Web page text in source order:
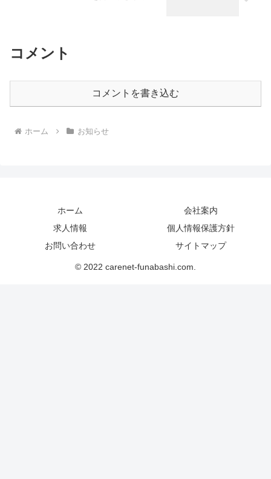
コメント
コメントを書き込む
ホーム お知らせ
ホーム
会社案内
求人情報
個人情報保護方針
お問い合わせ
サイトマップ
© 2022 carenet-funabashi.com.